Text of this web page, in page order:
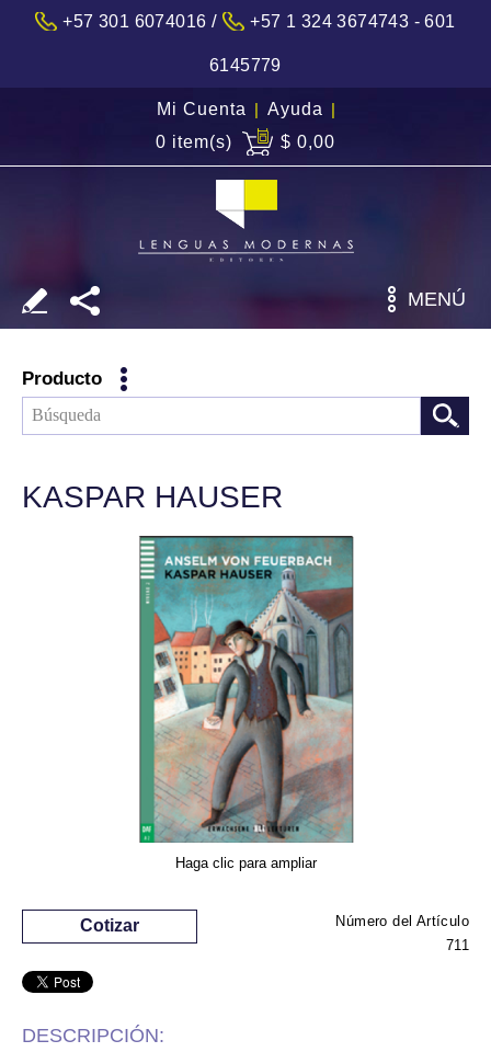
+57 301 6074016 / +57 1 324 3674743 - 601
6145779
Mi Cuenta | Ayuda |
0 item(s)
$ 0,00
MENÚ
Producto
KASPAR HAUSER
Haga clic para ampliar
Número del Artículo
711
Cotizar
DESCRIPCIÓN: